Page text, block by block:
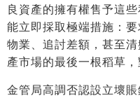
良資產的擁有權售予這
能立即採取極端措施：
物業、追討差額，甚至
產市場的最後一根稻草，
金管局高調否認設立壞